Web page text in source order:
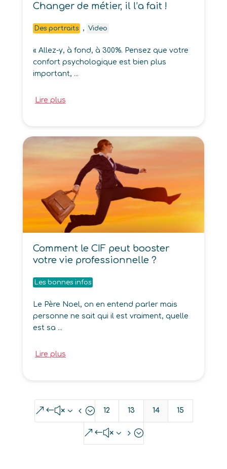
Changer de métier, il l’a fait !
Des portraits , Video
« Allez-y, à fond, à 300%. Pensez que votre
confort psychologique est bien plus
important, ...
Lire plus
Comment le CIF peut booster
votre vie professionnelle ?
Les bonnes infos
Le Père Noel, on en entend parler mais
personne ne sait qui il est vraiment, quelle
est sa ...
Lire plus
&#x34; 12 13 14 15
&#x35;